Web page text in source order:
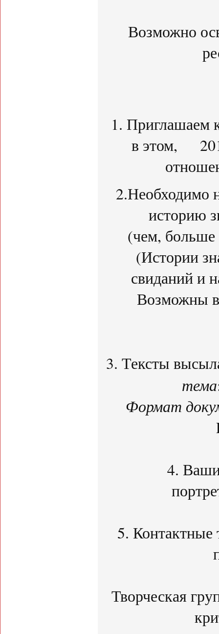
Возможно
1. Приглашаем
в этом,
2.Необходимо
историю
(чем, больше
(Истории
свиданий и
Возможны
3. Тексты
тема
Формат
4.
5.
Творческая